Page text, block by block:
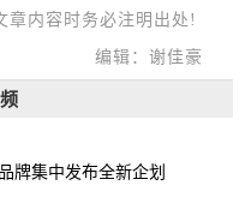
章内容时务必注明出处!
编辑：谢佳豪
牌集中发布全新企划